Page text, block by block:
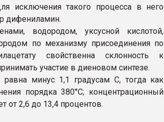
исключения такого процесса в него
дифениламин.
водородом, уксусной кислотой,
по механизму присоединения по
свойственна склонность к
участие в диеновом синтезе.
равна минус 1,1 градусам С, тогда как
порядка 380°С; концентрационный
от 2,6 до 13,4 процентов.